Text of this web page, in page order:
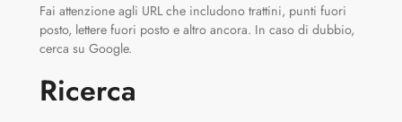
Fai attenzione agli URL che includono trattini, punti fuori
posto, lettere fuori posto e altro ancora. In caso di dubbio,
cerca su Google.
Ricerca